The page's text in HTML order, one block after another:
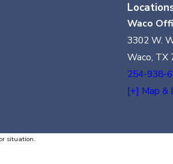
Waco
3302 W.
Waco, TX
254-938-
[+] Map &
situation.